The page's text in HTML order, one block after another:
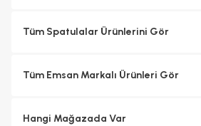
Tüm Spatulalar Ürünlerini Gör
Tüm Emsan Markalı Ürünleri Gör
Hangi Mağazada Var